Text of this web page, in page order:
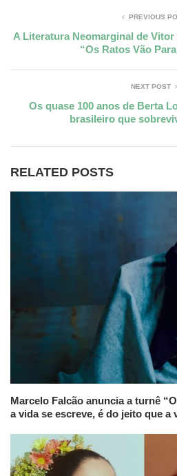
PREVIOUS
A Literatura Neomarginal de
“Os Ratos Vão
NEXT POST
Os quase 100 anos de Berta
brasileiro que
RELATED POSTS
Marcelo Falcão anuncia a turnê
a vida se escreve, é do jeito que a